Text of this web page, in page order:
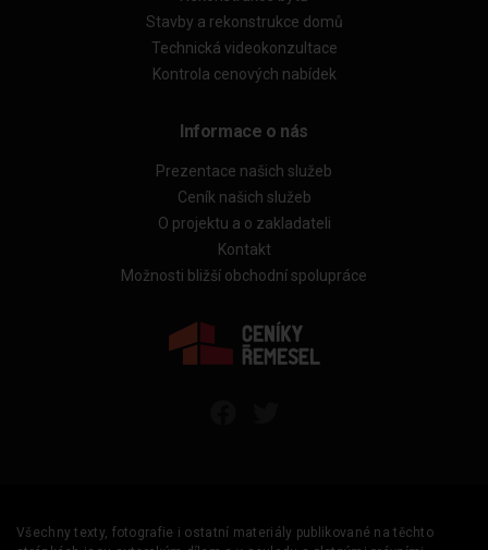
Stavby a rekonstrukce domů
Technická videokonzultace
Kontrola cenových nabídek
Informace o nás
Prezentace našich služeb
Ceník našich služeb
O projektu a o zakladateli
Kontakt
Možnosti bližší obchodní spolupráce
Všechny texty, fotografie i ostatní materiály publikované na těchto